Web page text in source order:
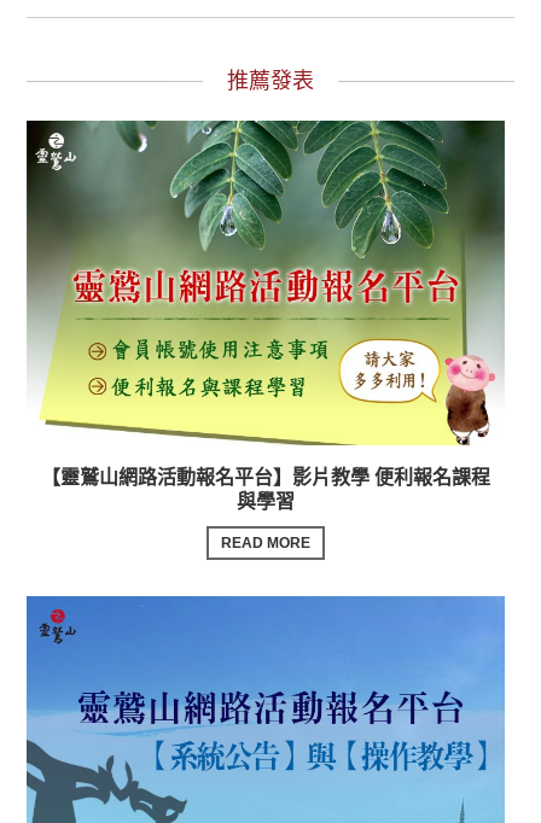
推薦發表
【靈鷲山網路活動報名平台】影片教學 便利報名課程
與學習
READ MORE